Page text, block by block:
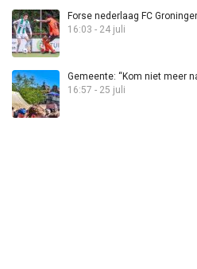
Forse nederlaag FC
16:03 - 24 juli
Gemeente: “Kom niet meer
16:57 - 25 juli